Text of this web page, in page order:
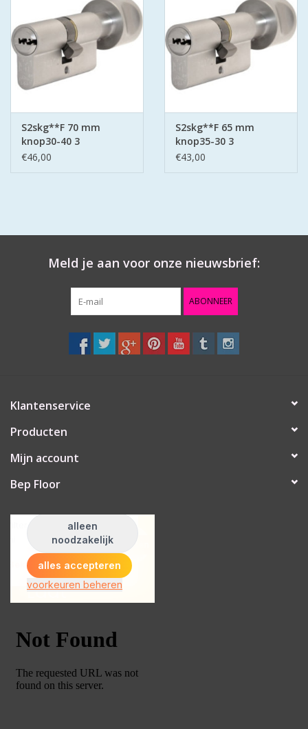
S2skg**F 70 mm
knop30-40 3
keersleutels
€46,00
S2skg**F 65 mm
knop35-30 3
keersleutels
€43,00
Meld je aan voor onze nieuwsbrief:
ABONNEER
Klantenservice
Producten
Mijn account
Bep Floor